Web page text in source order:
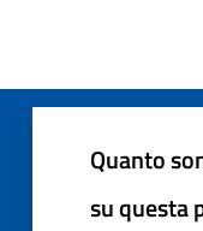
Quanto
su questa